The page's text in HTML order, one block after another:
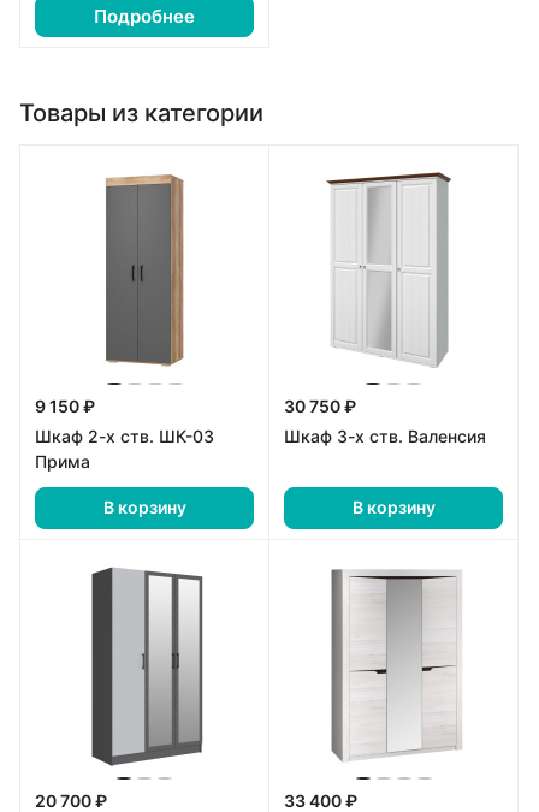
Подробнее
Товары из категории
9 150 ₽
Шкаф 2-х ств. ШК-03
Прима
В корзину
30 750 ₽
Шкаф 3-х ств. Валенсия
В корзину
20 700 ₽
33 400 ₽